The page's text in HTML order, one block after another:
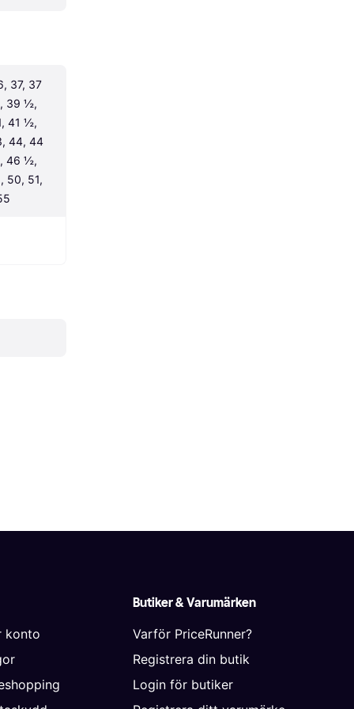
37, 37
39 ½,
41 ½,
44, 44
46 ½,
50, 51,
konto
Butiker & Varumärken
Varför PriceRunner?
Registrera din butik
Login för butiker